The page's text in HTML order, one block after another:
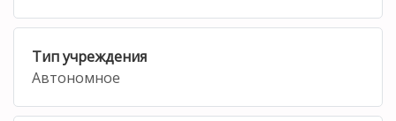
Тип учреждения
Автономное